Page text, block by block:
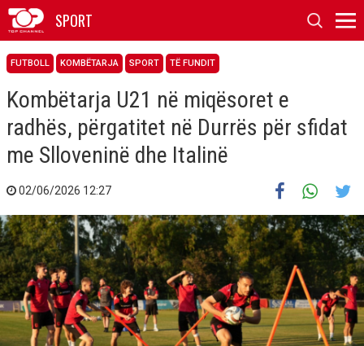
SPORT
FUTBOLL KOMBËTARJA SPORT TË FUNDIT
Kombëtarja U21 në miqësoret e
radhës, përgatitet në Durrës për sfidat
me Slloveninë dhe Italinë
02/06/2026 12:27